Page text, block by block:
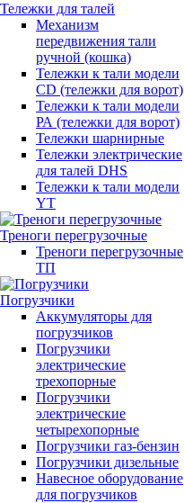
Тележки для талей
Механизм
передвижения тали
ручной (кошка)
Тележки к тали модели
CD (тележки для ворот)
Тележки к тали модели
РА (тележки для ворот)
Тележки шарнирные
Тележки электрические
для талей DHS
Тележки к тали модели
YT
Треноги перегрузочные
Треноги перегрузочные
ТП
Погрузчики
Аккумуляторы для
погрузчиков
Погрузчики
электрические
трехопорные
Погрузчики
электрические
четырехопорные
Погрузчики газ-бензин
Погрузчики дизельные
Навесное оборудование
для погрузчиков